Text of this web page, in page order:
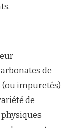
de
impuretés)
de